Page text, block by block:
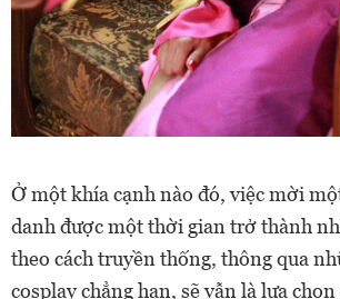
Ở một khía cạnh nào đó, việc mời
danh được một thời gian trở thành
theo cách truyền thống, thông qua
cosplay chẳng hạn, sẽ vẫn là lựa